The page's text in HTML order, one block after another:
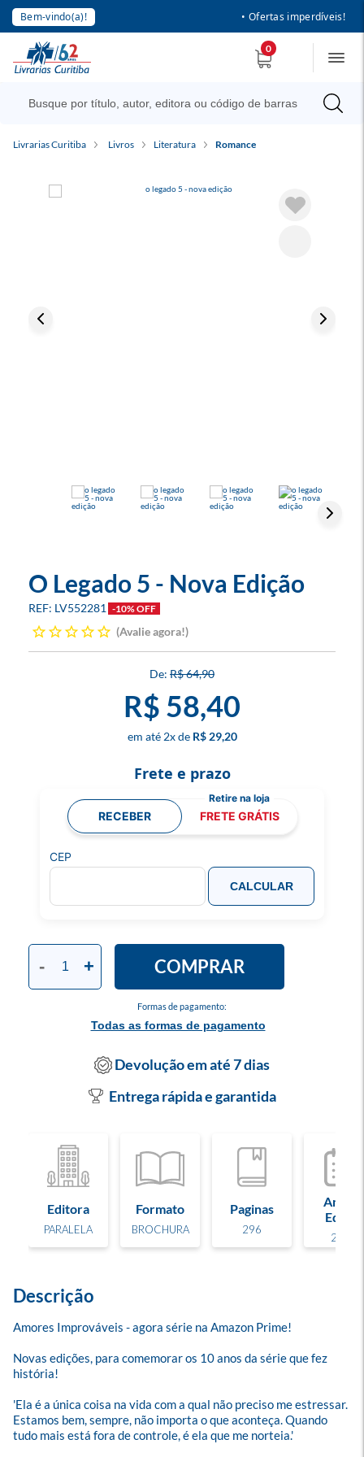
Bem-vindo(a)! • Ofertas imperdíveis!
0
Livrarias Curitiba Livros Literatura Romance
O Legado 5 - Nova Edição
LV552281 -10% OFF
Avalie agora!
R$ 64,90
R$ 58,40
2x R$ 29,20
Formas de pagamento:
Todas as formas de pagamento
- + COMPRAR
Frete e prazo
RECEBER FRETE GRÁTIS
CEP
CALCULAR
Devolução em até 7 dias
Entrega rápida e garantida
Editora
PARALELA
Formato
BROCHURA
Paginas
296
Ano de
Edição
2026
Descrição
Amores Improváveis - agora série na Amazon Prime!
Novas edições, para comemorar os 10 anos da série que fez
história!
'Ela é a única coisa na vida com a qual não preciso me estressar.
Estamos bem, sempre, não importa o que aconteça. Quando
tudo mais está fora de controle, é ela que me norteia.'